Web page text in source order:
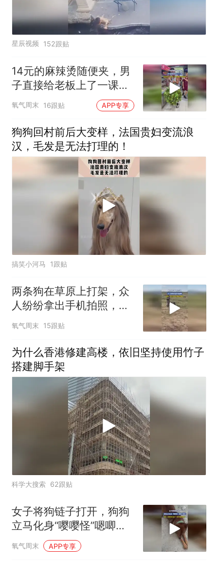
星辰视频 152跟贴
14元的麻辣烫随便夹，男
子直接给老板上了一课，
网友调侃：刷到你之前，
我简直是在做慈善
氧气周末 16跟贴 APP专享
狗狗回村前后大变样，法国贵妇变流浪
汉，毛发是无法打理的！
搞笑小河马 1跟贴
两条狗在草原上打架，众
人纷纷拿出手机拍照，网
友：它们在学土拨鼠打架
氧气周末 15跟贴
为什么香港修建高楼，依旧坚持使用竹子
搭建脚手架
科学大搜索 62跟贴
女子将狗链子打开，狗狗
立马化身“嘤嘤怪”嗯唧了
起来，网友：我家的链子
一解开就跑没影了
氧气周末 APP专享